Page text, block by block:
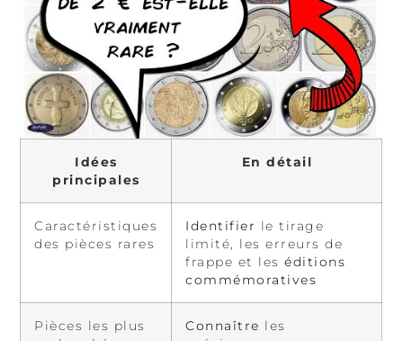
Idées
principales
En détail
Caractéristiques
des pièces rares
Identifier le tirage
limité, les erreurs de
frappe et leséditions
commémoratives
Pièces les plus
Connaître les